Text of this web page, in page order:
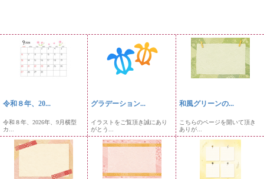
令和８年、20...
令和８年、2026年、9月横型
カ...
グラデーション...
イラストをご覧頂き誠にあり
がとう...
和風グリーンの...
こちらのページを開いて頂き
ありが...